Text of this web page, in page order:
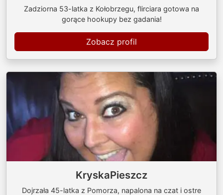
Zadziorna 53-latka z Kołobrzegu, flirciara gotowa na
gorące hookupy bez gadania!
Zobacz profil
KryskaPieszcz
Dojrzała 45-latka z Pomorza, napalona na czat i ostre